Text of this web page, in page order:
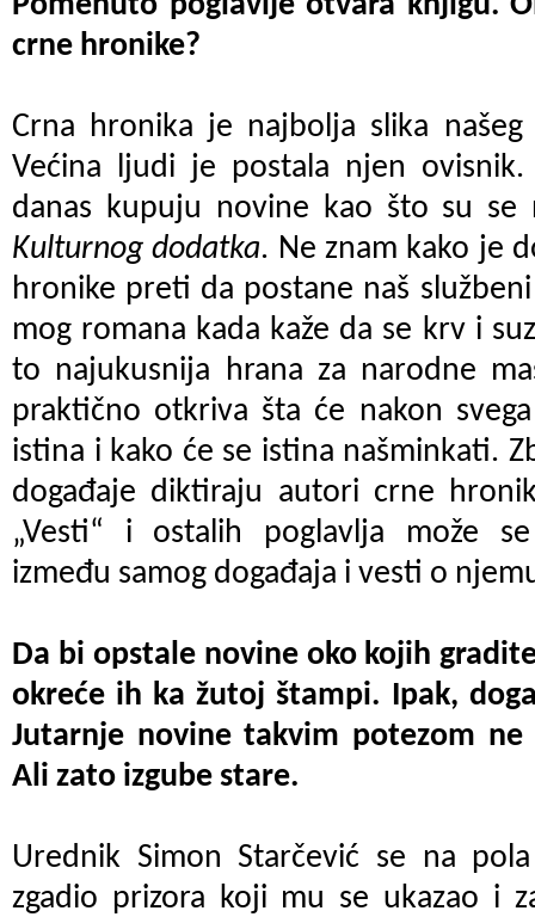
crne hronike?
Crna hronika je najbolja slika
Većina ljudi je postala njen
danas kupuju novine kao što su se
Kulturnog dodatka. Ne znam kako je
hronike preti da postane naš
mog romana kada kaže da se krv i
to najukusnija hrana za narodne
praktično otkriva šta će nakon
istina i kako će se istina našminkati.
događaje diktiraju autori crne
„Vesti“ i ostalih poglavlja može
između samog događaja i vesti o
Da bi opstale novine oko kojih
okreće ih ka žutoj štampi. Ipak,
Jutarnje novine takvim potezom ne
Ali zato izgube stare.
Urednik Simon Starčević se na
zgadio prizora koji mu se ukazao i